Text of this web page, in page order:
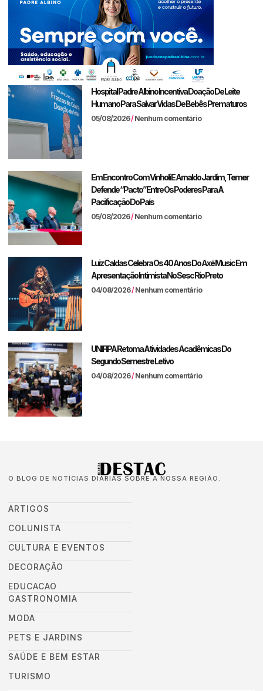
Hospital Padre Albino Incentiva Doação De Leite
Humano Para Salvar Vidas De Bebês Prematuros
05/08/2026 Nenhum comentário
Em Encontro Com Vinholi E Arnaldo Jardim, Temer
Defende “pacto” Entre Os Poderes Para A
Pacificação Do País
05/08/2026 Nenhum comentário
Luiz Caldas Celebra Os 40 Anos Do Axé Music Em
Apresentação Intimista No Sesc Rio Preto
04/08/2026 Nenhum comentário
UNIFIPA Retoma Atividades Acadêmicas Do
Segundo Semestre Letivo
04/08/2026 Nenhum comentário
O BLOG DE NOTÍCIAS DIÁRIAS SOBRE A NOSSA REGIÃO.
ARTIGOS
COLUNISTA
CULTURA E EVENTOS
DECORAÇÃO
EDUCACAO
GASTRONOMIA
MODA
PETS E JARDINS
SAÚDE E BEM ESTAR
TURISMO